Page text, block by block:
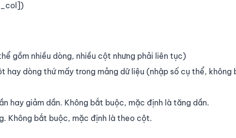
gồm nhiều dòng, nhiều cột nhưng phải liên tục)
hay dòng thứ mấy trong mảng dữ liệu (nhập số cụ thể, không
hay giảm dần. Không bắt buộc, mặc định là tăng dần.
Không bắt buộc, mặc định là theo cột.